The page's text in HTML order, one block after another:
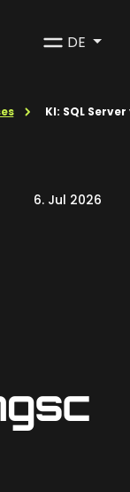
DE
KI: SQL
6. Jul 2026